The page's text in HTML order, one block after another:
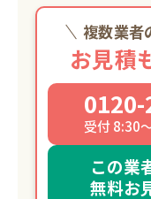
と温かさを
さまと共に
複数業者
お見積
受付 8:30
この業
無料お